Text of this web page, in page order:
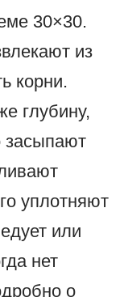
30×30.
из
корни.
глубину,
засыпают
уплотняют
или
нет
о